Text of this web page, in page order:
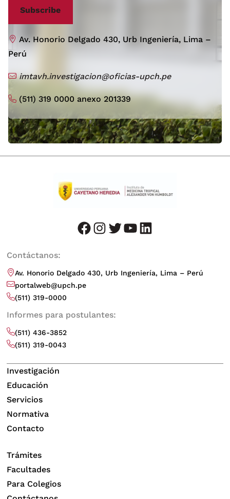
Subscribe
Av. Honorio Delgado 430, Urb Ingeniería, Lima –
Perú
imtavh.investigacion@oficias-upch.pe
(511) 319 0000 anexo 201339
facebook instagram twitter youtube LinkedIn
Contáctanos:
Av. Honorio Delgado 430, Urb Ingeniería, Lima – Perú
portalweb@upch.pe
(511) 319-0000
Informes para postulantes:
(511) 436-3852
(511) 319-0043
Investigación
Educación
Servicios
Normativa
Contacto
Trámites
Facultades
Para Colegios